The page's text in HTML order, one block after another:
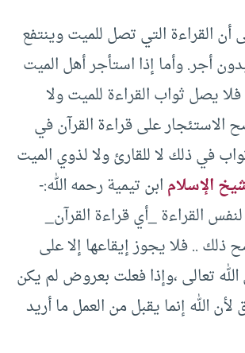
أن القراءة التي تصل للميت وينتفع
أجر. وأما إذا استأجر أهل الميت
فلا يصل ثواب القراءة للميت ولا
الاستئجار على قراءة القرآن في
في ذلك لا للقارئ ولا لذوي الميت
الإسلامابن تيمية رحمه الله:-
القراءة _أي قراءة القرآن_
ذلك .. فلا يجوز إيقاعها إلا على
تعالى ،وإذا فعلت بعروض لم يكن
لأن الله إنما يقبل من العمل ما أريد